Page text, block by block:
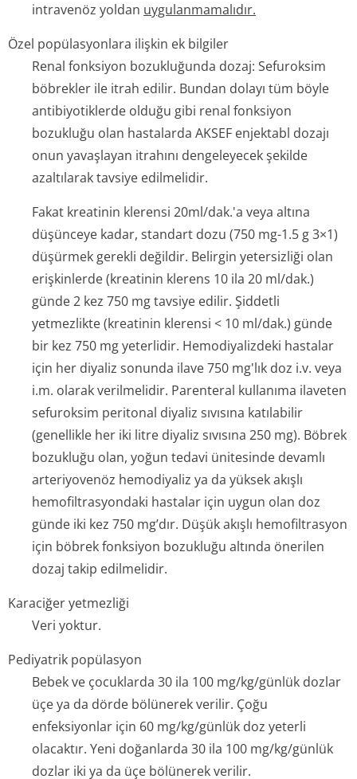
intravenöz yoldan uygulanmamalıdır.
Özel popülasyonlara ilişkin ek bilgiler
Renal fonksiyon bozukluğunda dozaj: Sefuroksim
böbrekler ile itrah edilir. Bundan dolayı tüm böyle
antibiyotiklerde olduğu gibi renal fonksiyon
bozukluğu olan hastalarda AKSEF enjektabl dozajı
onun yavaşlayan itrahını dengeleyecek şekilde
azaltılarak tavsiye edilmelidir.
Fakat kreatinin klerensi 20ml/dak.'a veya altına
düşünceye kadar, standart dozu (750 mg-1.5 g 3×1)
düşürmek gerekli değildir. Belirgin yetersizliği olan
erişkinlerde (kreatinin klerens 10 ila 20 ml/dak.)
günde 2 kez 750 mg tavsiye edilir. Şiddetli
yetmezlikte (kreatinin klerensi < 10 ml/dak.) günde
bir kez 750 mg yeterlidir. Hemodiyalizdeki hastalar
için her diyaliz sonunda ilave 750 mg'lık doz i.v. veya
i.m. olarak verilmelidir. Parenteral kullanıma ilaveten
sefuroksim peritonal diyaliz sıvısına katılabilir
(genellikle her iki litre diyaliz sıvısına 250 mg). Böbrek
bozukluğu olan, yoğun tedavi ünitesinde devamlı
arteriyovenöz hemodiyaliz ya da yüksek akışlı
hemofiltrasyondaki hastalar için uygun olan doz
günde iki kez 750 mg’dır. Düşük akışlı hemofiltrasyon
için böbrek fonksiyon bozukluğu altında önerilen
dozaj takip edilmelidir.
Karaciğer yetmezliği
Veri yoktur.
Pediyatrik popülasyon
Bebek ve çocuklarda 30 ila 100 mg/kg/günlük dozlar
üçe ya da dörde bölünerek verilir. Çoğu
enfeksiyonlar için 60 mg/kg/günlük doz yeterli
olacaktır. Yeni doğanlarda 30 ila 100 mg/kg/günlük
dozlar iki ya da üçe bölünerek verilir.